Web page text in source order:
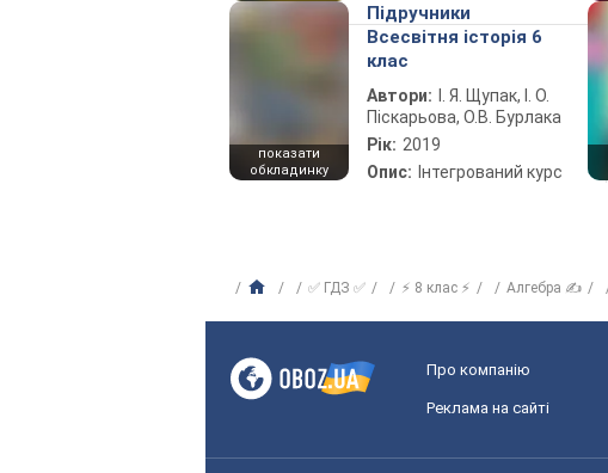
показати
обкладинку
Підручники
Всесвітня історія 6
клас
Автори:
І. Я. Щупак, І. О.
Піскарьова, О.В. Бурлака
Рік: 2019
Опис: Інтегрований курс
✅ ГДЗ ✅ ⚡ 8 клас ⚡ Алгебра ✍
Про компанію
Реклама на сайті